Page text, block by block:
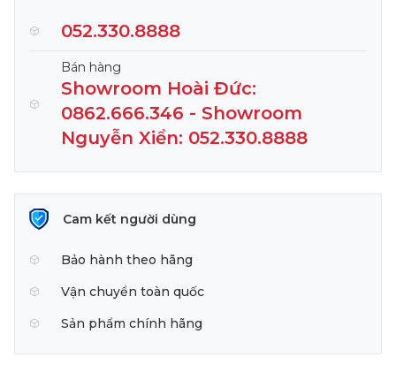
052.330.8888
Bán hàng
Showroom Hoài Đức:
0862.666.346 - Showroom
Nguyễn Xiển: 052.330.8888
Cam kết người dùng
Bảo hành theo hãng
Vận chuyển toàn quốc
Sản phẩm chính hãng